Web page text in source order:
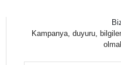
Kampanya, duyuru,